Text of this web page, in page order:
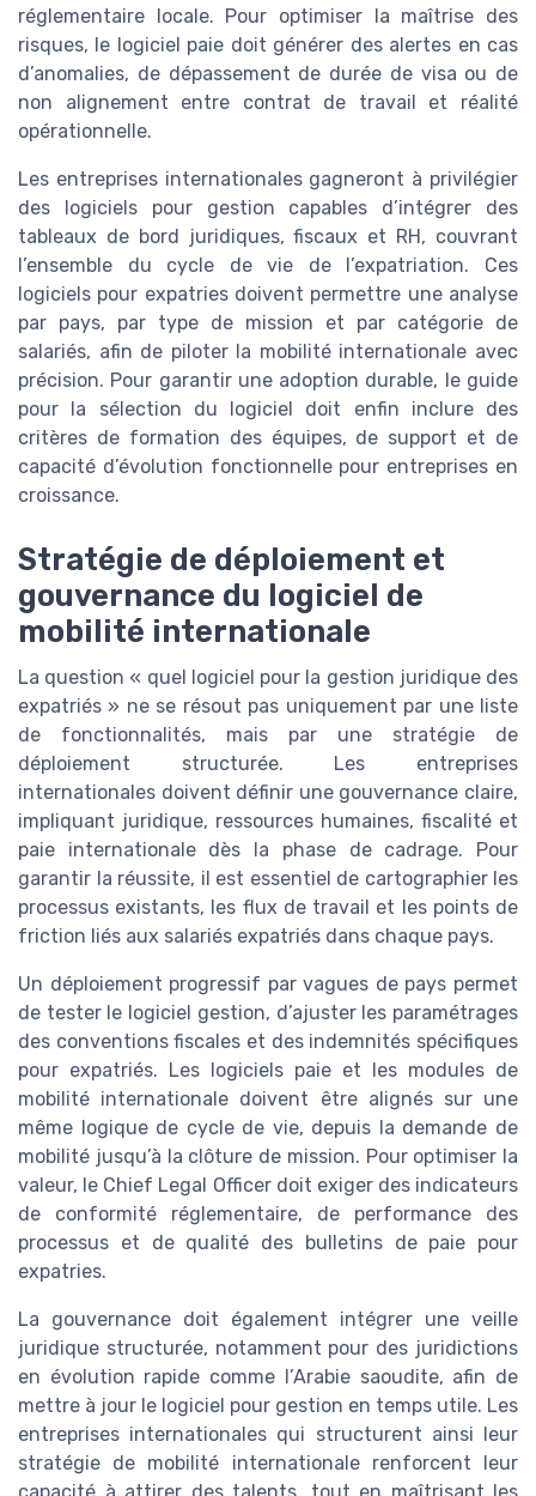
réglementaire locale. Pour optimiser la maîtrise des
risques, le logiciel paie doit générer des alertes en cas
d’anomalies, de dépassement de durée de visa ou de
non alignement entre contrat de travail et réalité
opérationnelle.
Les entreprises internationales gagneront à privilégier
des logiciels pour gestion capables d’intégrer des
tableaux de bord juridiques, fiscaux et RH, couvrant
l’ensemble du cycle de vie de l’expatriation. Ces
logiciels pour expatries doivent permettre une analyse
par pays, par type de mission et par catégorie de
salariés, afin de piloter la mobilité internationale avec
précision. Pour garantir une adoption durable, le guide
pour la sélection du logiciel doit enfin inclure des
critères de formation des équipes, de support et de
capacité d’évolution fonctionnelle pour entreprises en
croissance.
Stratégie de déploiement et
gouvernance du logiciel de
mobilité internationale
La question « quel logiciel pour la gestion juridique des
expatriés » ne se résout pas uniquement par une liste
de fonctionnalités, mais par une stratégie de
déploiement structurée. Les entreprises
internationales doivent définir une gouvernance claire,
impliquant juridique, ressources humaines, fiscalité et
paie internationale dès la phase de cadrage. Pour
garantir la réussite, il est essentiel de cartographier les
processus existants, les flux de travail et les points de
friction liés aux salariés expatriés dans chaque pays.
Un déploiement progressif par vagues de pays permet
de tester le logiciel gestion, d’ajuster les paramétrages
des conventions fiscales et des indemnités spécifiques
pour expatriés. Les logiciels paie et les modules de
mobilité internationale doivent être alignés sur une
même logique de cycle de vie, depuis la demande de
mobilité jusqu’à la clôture de mission. Pour optimiser la
valeur, le Chief Legal Officer doit exiger des indicateurs
de conformité réglementaire, de performance des
processus et de qualité des bulletins de paie pour
expatries.
La gouvernance doit également intégrer une veille
juridique structurée, notamment pour des juridictions
en évolution rapide comme l’Arabie saoudite, afin de
mettre à jour le logiciel pour gestion en temps utile. Les
entreprises internationales qui structurent ainsi leur
stratégie de mobilité internationale renforcent leur